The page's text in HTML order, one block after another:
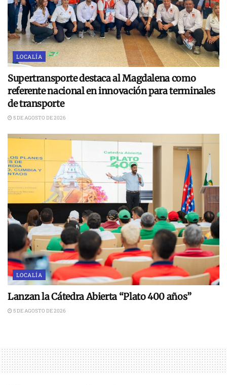
LOCALÍA
Supertransporte destaca al Magdalena como
referente nacional en innovación para terminales
de transporte
5 DE AGOSTO DE 2026
LOCALÍA
Lanzan la Cátedra Abierta “Plato 400 años”
5 DE AGOSTO DE 2026